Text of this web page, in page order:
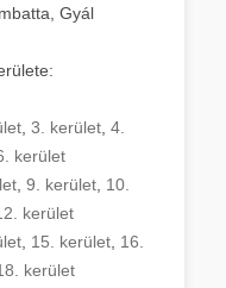
Gyál
, 3. kerület, 4.
kerület
, 9. kerület, 10.
kerület
, 15. kerület, 16.
kerület